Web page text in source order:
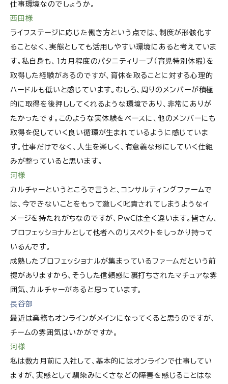
仕事環境なのでしょうか。
西田様
ライフステージに応じた働き方という点では、制度が形骸化す
ることなく、実態としても活用しやすい環境にあると考えていま
す。私自身も、1カ月程度のパタニティリーブ（育児特別休暇）を
取得した経験があるのですが、育休を取ることに対する心理的
ハードルも低いと感じています。むしろ、周りのメンバーが積極
的に取得を後押ししてくれるような環境であり、非常にありが
たかったです。このような実体験をベースに、他のメンバーにも
取得を促していく良い循環が生まれているように感じていま
す。仕事だけでなく、人生を楽しく、有意義な形にしていく仕組
みが整っていると思います。
河様
カルチャーというところで言うと、コンサルティングファームで
は、今できないことをもって激しく叱責されてしまうようなイ
メージを持たれがちなのですが、PwCは全く違います。皆さん、
プロフェッショナルとして他者へのリスペクトをしっかり持って
いるんです。
成熟したプロフェッショナルが集まっているファームだという前
提がありますから、そうした信頼感に裏打ちされたマチュアな雰
囲気、カルチャーがあると思っています。
長谷部
最近は業務もオンラインがメインになってくると思うのですが、
チームの雰囲気はいかがですか。
河様
私は数カ月前に入社して、基本的にはオンラインで仕事してい
ますが、実感として馴染みにくさなどの障害を感じることはな